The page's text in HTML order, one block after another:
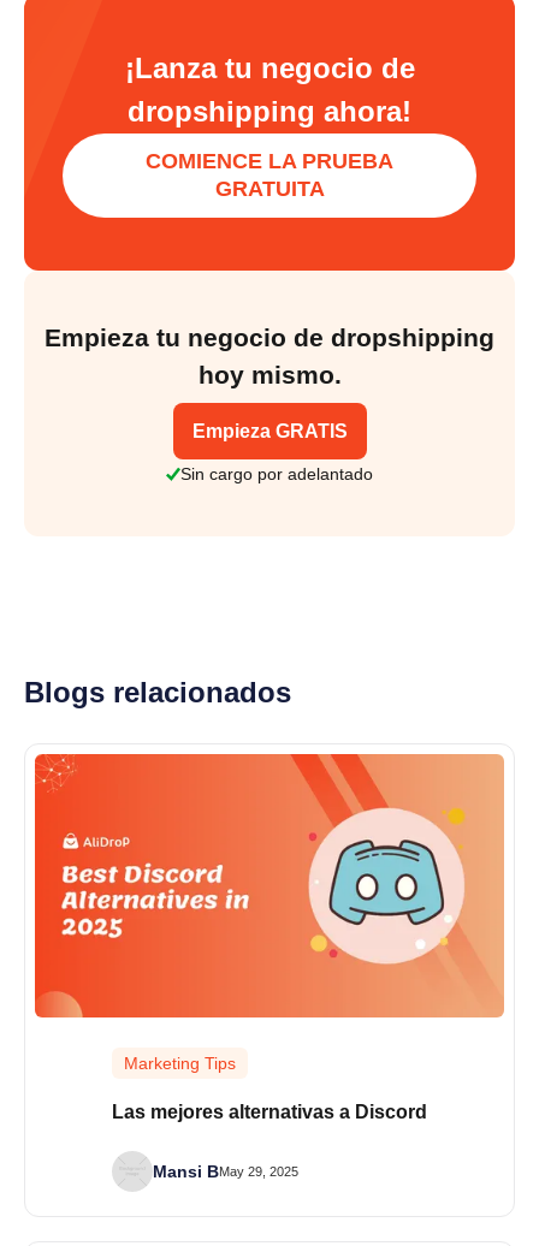
¡Lanza tu negocio de
dropshipping ahora!
COMIENCE LA PRUEBA
GRATUITA
Empieza tu negocio de dropshipping
hoy mismo.
Empieza GRATIS
Sin cargo por adelantado
Blogs relacionados
Marketing Tips
Las mejores alternativas a Discord
Mansi BMay 29, 2025